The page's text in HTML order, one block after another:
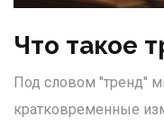
Что такое
Под словом "тренд"
кратковременные